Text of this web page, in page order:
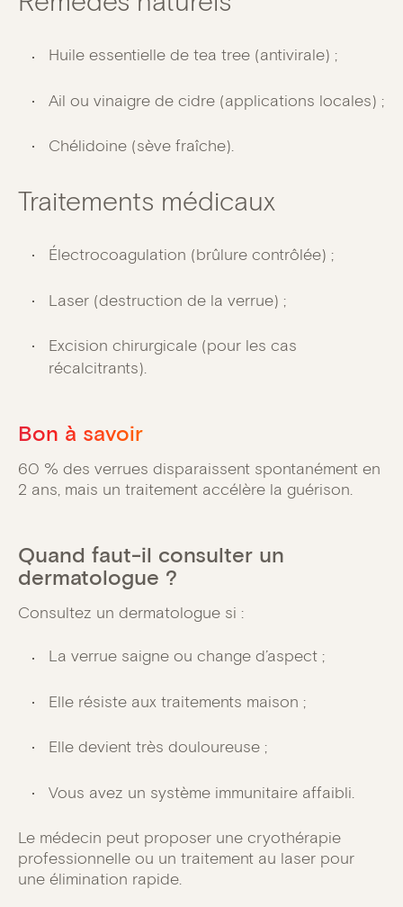
Huile essentielle de tea tree (antivirale) ;
Ail ou vinaigre de cidre (applications locales) ;
Chélidoine (sève fraîche).
Traitements médicaux
Électrocoagulation (brûlure contrôlée) ;
Laser (destruction de la verrue) ;
Excision chirurgicale (pour les cas
récalcitrants).
Bon à savoir
60 % des verrues disparaissent spontanément en
2 ans, mais un traitement accélère la guérison.
Quand faut-il consulter un
dermatologue ?
Consultez un dermatologue si :
La verrue saigne ou change d’aspect ;
Elle résiste aux traitements maison ;
Elle devient très douloureuse ;
Vous avez un système immunitaire affaibli.
Le médecin peut proposer une cryothérapie
professionnelle ou un traitement au laser pour
une élimination rapide.